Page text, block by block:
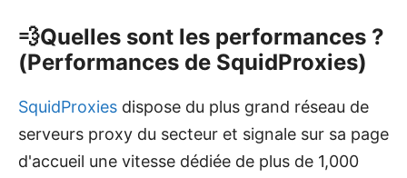
💨Quelles sont les performances ?
(Performances de SquidProxies)
SquidProxies dispose du plus grand réseau de
serveurs proxy du secteur et signale sur sa page
d'accueil une vitesse dédiée de plus de 1,000